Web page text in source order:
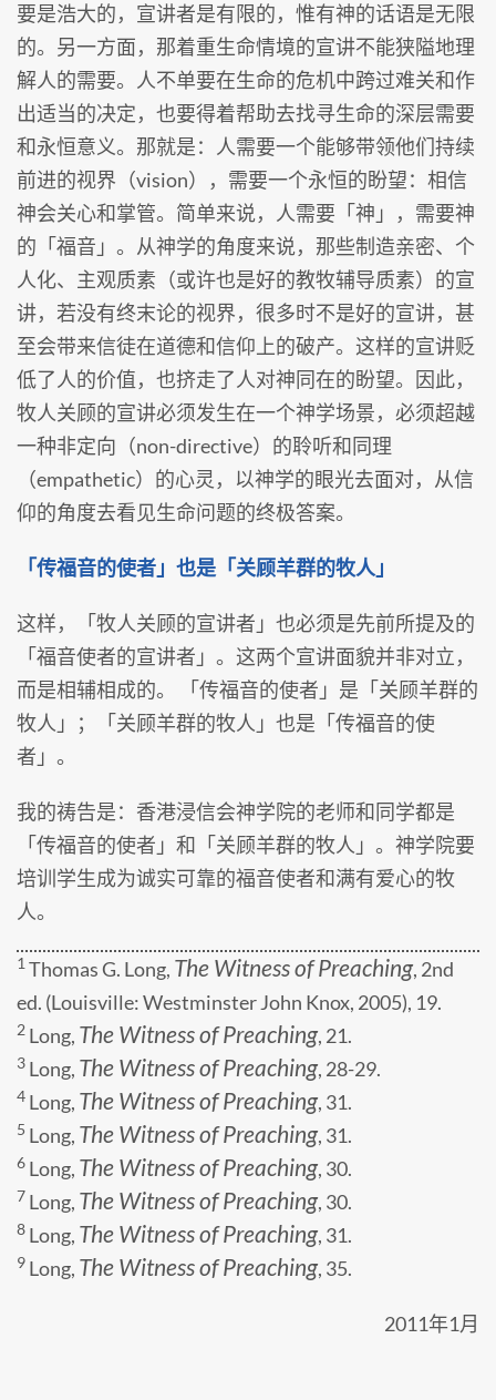
要是浩大的，宣讲者是有限的，惟有神的话语是无限
的。另一方面，那着重生命情境的宣讲不能狭隘地理
解人的需要。人不单要在生命的危机中跨过难关和作
出适当的决定，也要得着帮助去找寻生命的深层需要
和永恒意义。那就是：人需要一个能够带领他们持续
前进的视界（vision），需要一个永恒的盼望：相信
神会关心和掌管。简单来说，人需要「神」，需要神
的「福音」。从神学的角度来说，那些制造亲密、个
人化、主观质素（或许也是好的教牧辅导质素）的宣
讲，若没有终末论的视界，很多时不是好的宣讲，甚
至会带来信徒在道德和信仰上的破产。这样的宣讲贬
低了人的价值，也挤走了人对神同在的盼望。因此，
牧人关顾的宣讲必须发生在一个神学场景，必须超越
一种非定向（non-directive）的聆听和同理
（empathetic）的心灵，以神学的眼光去面对，从信
仰的角度去看见生命问题的终极答案。
「传福音的使者」也是「关顾羊群的牧人」
这样，「牧人关顾的宣讲者」也必须是先前所提及的
「福音使者的宣讲者」。这两个宣讲面貌并非对立，
而是相辅相成的。 「传福音的使者」是「关顾羊群的
牧人」；「关顾羊群的牧人」也是「传福音的使
者」。
我的祷告是：香港浸信会神学院的老师和同学都是
「传福音的使者」和「关顾羊群的牧人」。神学院要
培训学生成为诚实可靠的福音使者和满有爱心的牧
人。
1 Thomas G. Long, The Witness of Preaching, 2nd
ed. (Louisville: Westminster John Knox, 2005), 19.
2 Long, The Witness of Preaching, 21.
3 Long, The Witness of Preaching, 28-29.
4 Long, The Witness of Preaching, 31.
5 Long, The Witness of Preaching, 31.
6 Long, The Witness of Preaching, 30.
7 Long, The Witness of Preaching, 30.
8 Long, The Witness of Preaching, 31.
9 Long, The Witness of Preaching, 35.
2011年1月